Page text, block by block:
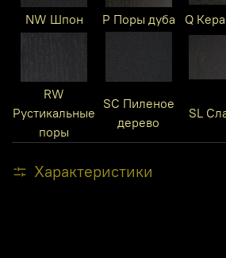
NW Шпон P Поры дуба Q
RW
Рустикальные
поры
SC Пиленое
дерево
SL
Характеристики